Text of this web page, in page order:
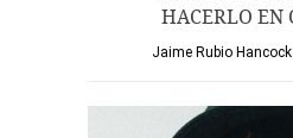
HACERLO EN
Jaime Rubio Hancock